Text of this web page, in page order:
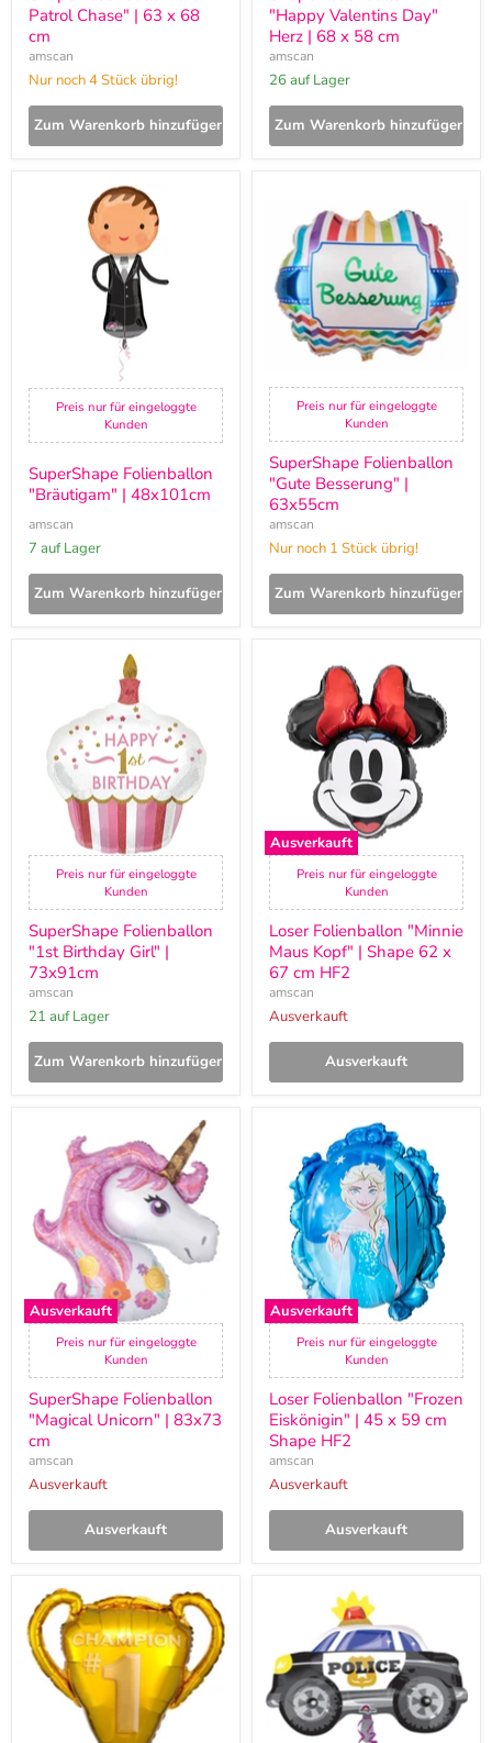
Patrol Chase" | 63 x 68
cm
amscan
Nur noch 4 Stück übrig!
Zum Warenkorb hinzufügen
"Happy Valentins Day"
Herz | 68 x 58 cm
amscan
26 auf Lager
Zum Warenkorb hinzufügen
SuperShape
Folienballon
"Bräutigam"
48x101cm
Preis nur für eingeloggte
Kunden
SuperShape Folienballon
"Bräutigam" | 48x101cm
amscan
7 auf Lager
Zum Warenkorb hinzufügen
Folienballon
"Gute
Besserung"
63x55cm
Preis nur für eingeloggte
Kunden
SuperShape Folienballon
"Gute Besserung" |
63x55cm
amscan
Nur noch 1 Stück übrig!
Zum Warenkorb hinzufügen
73x91cm
Preis nur für eingeloggte
Kunden
SuperShape Folienballon
"1st Birthday Girl" |
73x91cm
amscan
21 auf Lager
Zum Warenkorb hinzufügen
Ausverkauft
Folienballon
"Minnie
Maus
Kopf"
cm
HF2
Preis nur für eingeloggte
Kunden
Loser Folienballon "Minnie
Maus Kopf" | Shape 62 x
67 cm HF2
amscan
Ausverkauft
Ausverkauft
Ausverkauft
Folienballon
"Magical
Unicorn"
83x73
cm
Preis nur für eingeloggte
Kunden
SuperShape Folienballon
"Magical Unicorn" | 83x73
cm
amscan
Ausverkauft
Ausverkauft
Ausverkauft
Folienballon
"Frozen
Eiskönigin"
Shape
HF2
Preis nur für eingeloggte
Kunden
Loser Folienballon "Frozen
Eiskönigin" | 45 x 59 cm
Shape HF2
amscan
Ausverkauft
Ausverkauft
Shape
Folienballon
"Goldpokal
#1"
71cm
Folienballon
Car"
60x45cm